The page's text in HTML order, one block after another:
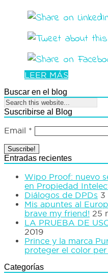
LEER MÁS
Buscar en el blog
Suscribirse al Blog
Email *
Entradas recientes
Wipo Proof: nuevo
en Propiedad
Diálogos de DPDs 3
Mis apuntes al
brave my friend! 25
LA PRUEBA DE
2019
Prince y la marca
proteger el color per
Categorías